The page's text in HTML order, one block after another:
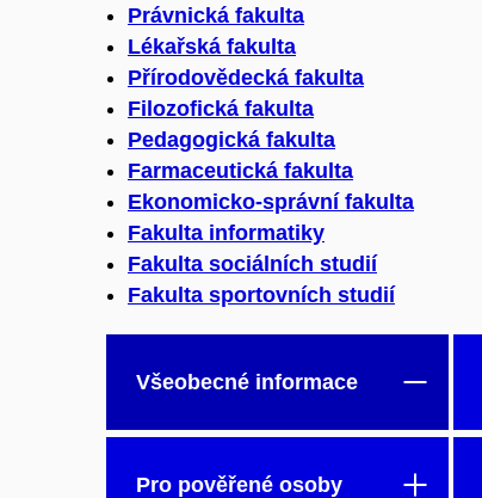
Právnická fakulta
Lékařská fakulta
Přírodovědecká fakulta
Filozofická fakulta
Pedagogická fakulta
Farmaceutická fakulta
Ekonomicko-správní fakulta
Fakulta informatiky
Fakulta sociálních studií
Fakulta sportovních studií
Všeobecné informace
Pro pověřené osoby